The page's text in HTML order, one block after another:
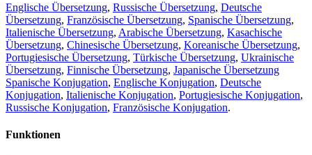
Englische Übersetzung, Russische Übersetzung, Deutsche
Übersetzung, Französische Übersetzung, Spanische Übersetzung,
Italienische Übersetzung, Arabische Übersetzung, Kasachische
Übersetzung, Chinesische Übersetzung, Koreanische Übersetzung,
Portugiesische Übersetzung, Türkische Übersetzung, Ukrainische
Übersetzung, Finnische Übersetzung, Japanische Übersetzung
Spanische Konjugation, Englische Konjugation, Deutsche
Konjugation, Italienische Konjugation, Portugiesische Konjugation,
Russische Konjugation, Französische Konjugation.
Funktionen